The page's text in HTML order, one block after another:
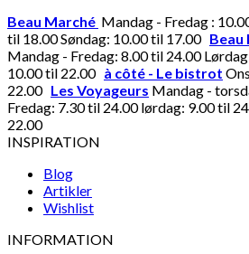
Beau Marché Mandag - Fredag :
til 18.00 Søndag: 10.00 til 17.00 Beau
Mandag - Fredag: 8.00 til 24.00
10.00 til 22.00 à côté - Le bistrot
22.00 Les Voyageurs Mandag -
Fredag: 7.30 til 24.00 lørdag: 9.00 til
22.00
INSPIRATION
Blog
Artikler
Wishlist
INFORMATION